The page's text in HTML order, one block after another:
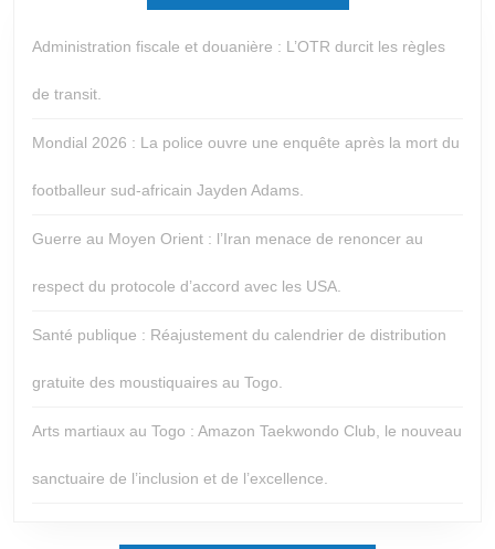
Administration fiscale et douanière : L’OTR durcit les règles
de transit.
Mondial 2026 : La police ouvre une enquête après la mort du
footballeur sud-africain Jayden Adams.
Guerre au Moyen Orient : l’Iran menace de renoncer au
respect du protocole d’accord avec les USA.
Santé publique : Réajustement du calendrier de distribution
gratuite des moustiquaires au Togo.
Arts martiaux au Togo : Amazon Taekwondo Club, le nouveau
sanctuaire de l’inclusion et de l’excellence.